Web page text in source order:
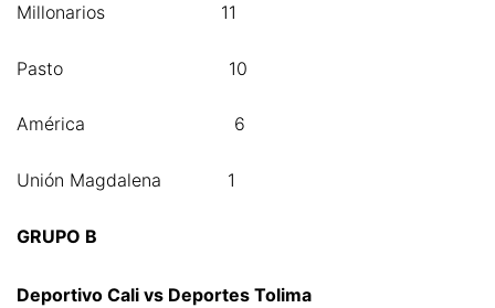
Millonarios 11
Pasto 10
América 6
Unión Magdalena 1
GRUPO B
Deportivo Cali vs Deportes Tolima